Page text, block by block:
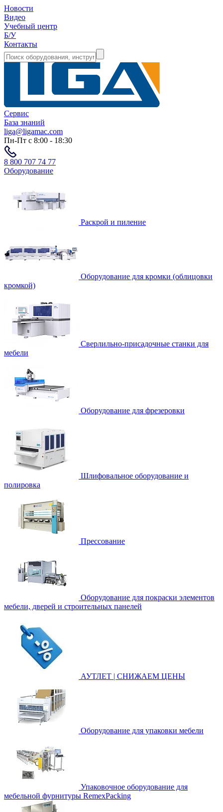
Новости
Видео
Учебный центр
Б/У
Контакты
Сервис
База знаний
liga@ligamac.com
Пн-Пт с 8:00 - 18:30
8 800 707 74 77
Оборудование
Раскрой и пиление
Оборудование для кромки (облицовки
кромкой)
Сверлильно-присадочные станки для
мебели
Оборудование для фрезеровки
Шлифовальное оборудование и
полировка
Прессование
Оборудование для покраски элементов
мебели, дверей и строительных панелей
АУТЛЕТ | СНИЖАЕМ ЦЕНЫ
Оборудование для упаковки мебели
Упаковочное оборудование для
мебельной фурнитуры RemexPacking